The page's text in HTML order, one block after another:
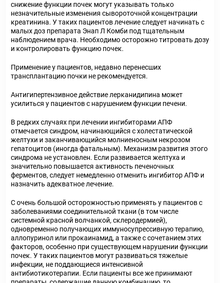
снижение функции почек могут указывать только
незначительные изменения сывороточной концентрации
креатинина. У таких пациентов лечение следует начинать с
малых доз препарата Энап Л Комби под тщательным
наблюдением врача. Необходимо осторожно титровать дозу
и контролировать функцию почек.
Применение у пациентов, недавно перенесших
трансплантацию почки не рекомендуется.
Антигипертензивное действие лерканидипина может
усилиться у пациентов с нарушением функции печени.
В редких случаях при лечении ингибиторами АПФ
отмечается синдром, начинающийся с холестатической
желтухи и заканчивающийся молниеносным некрозом
гепатоцитов (иногда фатальным). Механизм развития этого
синдрома не установлен. Если развивается желтуха и
значительно повышается активность печеночных
ферментов, следует немедленно отменить ингибитор АПФ и
назначить адекватное лечение.
С очень большой осторожностью применять у пациентов с
заболеваниями соединительной ткани (в том числе
системной красной волчанкой, склеродермией),
одновременно получающих иммуносупрессивную терапию,
аллопуринол или прокаинамид, а также с сочетанием этих
факторов, особенно при существующем нарушении функции
почек. У таких пациентов могут развиваться тяжелые
инфекции, не поддающиеся интенсивной
антибиотикотерапии. Если пациенты все же принимают